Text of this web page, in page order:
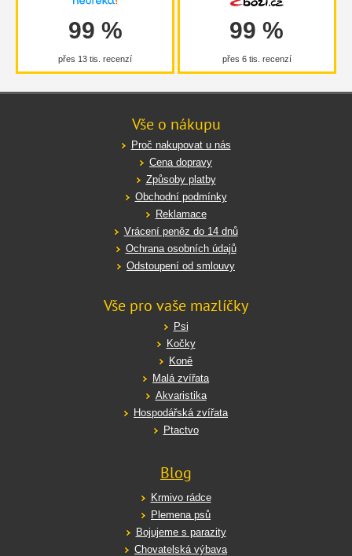
99 %
přes 13 tis. recenzí
99 %
přes 6 tis. recenzí
Vše o nákupu
Proč nakupovat u nás
Cena dopravy
Způsoby platby
Obchodní podmínky
Reklamace
Vrácení peněz do 14 dnů
Ochrana osobních údajů
Odstoupení od smlouvy
Vše pro vaše mazlíčky
Psi
Kočky
Koně
Malá zvířata
Akvaristika
Hospodářská zvířata
Ptactvo
Blog
Krmivo rádce
Plemena psů
Bojujeme s parazity
Chovatelská výbava